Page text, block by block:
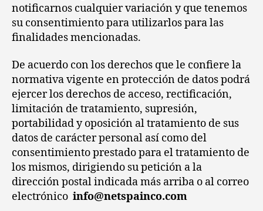
notificarnos cualquier variación y que tenemos
su consentimiento para utilizarlos para las
finalidades mencionadas.
De acuerdo con los derechos que le confiere la
normativa vigente en protección de datos podrá
ejercer los derechos de acceso, rectificación,
limitación de tratamiento, supresión,
portabilidad y oposición al tratamiento de sus
datos de carácter personal así como del
consentimiento prestado para el tratamiento de
los mismos, dirigiendo su petición a la
dirección postal indicada más arriba o al correo
electrónico info@netspainco.com